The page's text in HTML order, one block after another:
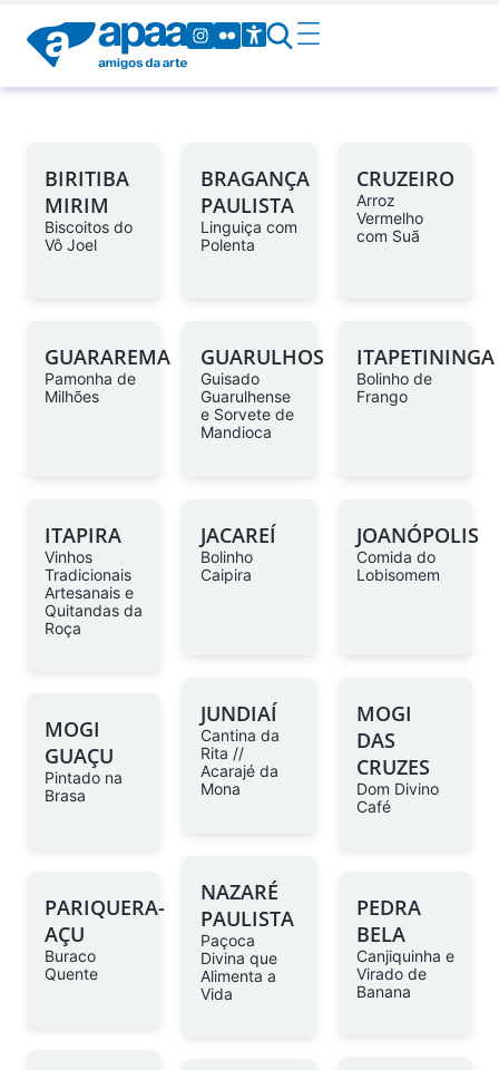
BIRITIBA
MIRIM
Biscoitos do
Vô Joel
BRAGANÇA
PAULISTA
Linguiça com
Polenta
CRUZEIRO
Arroz
Vermelho
com Suã
GUARAREMA
Pamonha de
Milhões
GUARULHOS
Guisado
Guarulhense
e Sorvete de
Mandioca
ITAPETININGA
Bolinho de
Frango
ITAPIRA
Vinhos
Tradicionais
Artesanais e
Quitandas da
Roça
JACAREÍ
Bolinho
Caipira
JOANÓPOLIS
Comida do
Lobisomem
JUNDIAÍ
Cantina da
Rita //
Acarajé da
Mona
MOGI
DAS
CRUZES
Dom Divino
Café
MOGI
GUAÇU
Pintado na
Brasa
NAZARÉ
PAULISTA
Paçoca
Divina que
Alimenta a
Vida
PARIQUERA-
AÇU
Buraco
Quente
PEDRA
BELA
Canjiquinha e
Virado de
Banana